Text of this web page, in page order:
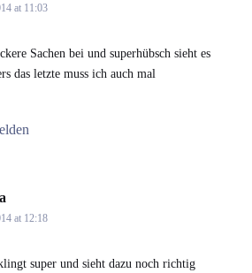
at 11:03
Sachen bei und superhübsch sieht es
das letzte muss ich auch mal
at 12:18
super und sieht dazu noch richtig